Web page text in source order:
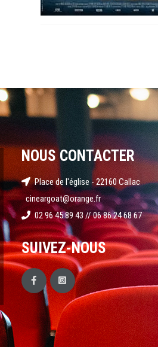
NOUS CONTACTER
Place de l'église - 22160 Callac
cineargoat@orange.fr
02 96 45 89 43 // 06 86 24 68 67
SUIVEZ-NOUS